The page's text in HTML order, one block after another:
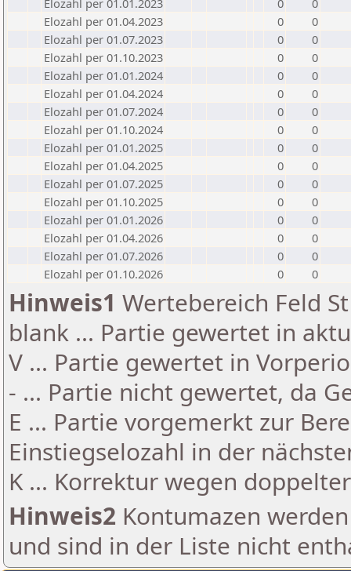
Elozahl per 01.01.2023
0
0
Elozahl per 01.04.2023
0
0
Elozahl per 01.07.2023
0
0
Elozahl per 01.10.2023
0
0
Elozahl per 01.01.2024
0
0
Elozahl per 01.04.2024
0
0
Elozahl per 01.07.2024
0
0
Elozahl per 01.10.2024
0
0
Elozahl per 01.01.2025
0
0
Elozahl per 01.04.2025
0
0
Elozahl per 01.07.2025
0
0
Elozahl per 01.10.2025
0
0
Elozahl per 01.01.2026
0
0
Elozahl per 01.04.2026
0
0
Elozahl per 01.07.2026
0
0
Elozahl per 01.10.2026
0 0
Hinweis1 Wertebereich Feld
blank ... Partie gewertet in
V ... Partie gewertet in
- ... Partie nicht gewertet, da
E ... Partie vorgemerkt zur
Einstiegselozahl in der
K ... Korrektur wegen
Hinweis2 Kontumazen
und sind in der Liste nicht